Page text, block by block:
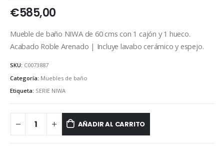
€585,00
Mueble de baño NIWA de 60 cms con 1 cajón y 1 hueco.
Acabado Roble Arenado | Incluye lavabo cerámico y espejo.
SKU: C0073887
Categoría: Muebles de baño
Etiqueta: SERIE NIWA
AÑADIR AL CARRITO